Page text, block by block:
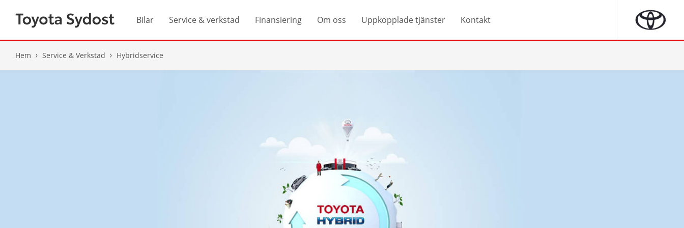
Bilar Service & verkstad Finansiering Om oss Uppkopplade tjänster Kontakt
Hem Service & Verkstad Hybridservice